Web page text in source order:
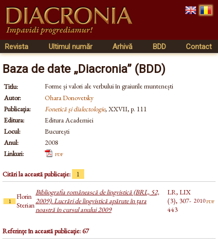
Revista Ultimul număr Arhivă BDD Contact
Baza de date „Diacronia” (BDD)
Titlu:
Forme și valori ale verbului în graiurile muntenești
Autor:
Ohara Donovetsky
Publicația:
Fonetică și dialectologie, XXVII, p. 111
Editura:
Editura Academiei
Locul:
București
Anul:
2008
Linkuri:
pdf
Citări la această publicație: 1
1
Florin
Sterian
Bibliografia românească de lingvistică (BRL, 52,
2009). Lucrări de lingvistică apărute în țara
noastră în cursul anului 2009
LR, LIX
(3), 307-
443
2010pdf
Referințe în această publicație: 67